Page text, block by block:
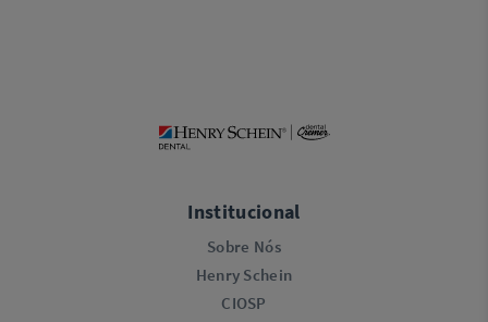
Institucional
Sobre Nós
Henry Schein
CIOSP